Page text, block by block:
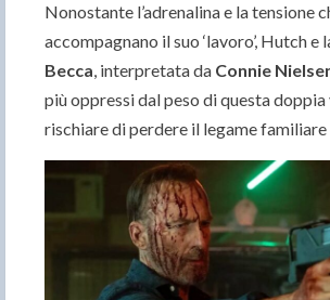
Nonostante l’adrenalina e la tensione
accompagnano il suo ‘lavoro’, Hutch e
Becca, interpretata da Connie
più oppressi dal peso di questa
rischiare di perdere il legame familiare